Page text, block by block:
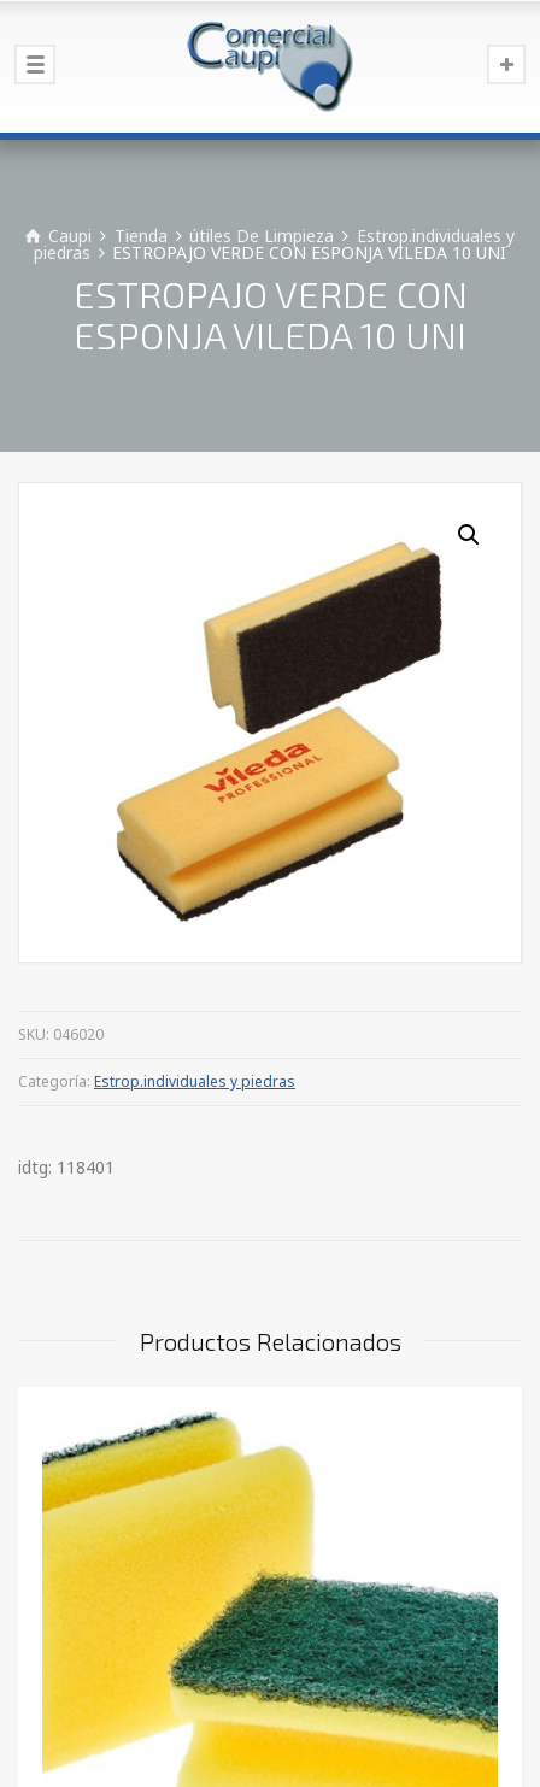
Caupi Tienda útiles De Limpieza Estrop.individuales y
piedras ESTROPAJO VERDE CON ESPONJA VILEDA 10 UNI
ESTROPAJO VERDE CON
ESPONJA VILEDA 10 UNI
SKU: 046020
Categoría: Estrop.individuales y piedras
idtg: 118401
Productos Relacionados